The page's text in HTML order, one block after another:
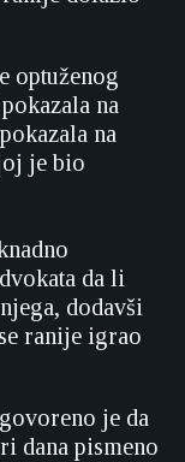
optuženog
na
na
je bio
da li
dodavši
ranije igrao
je da
dana pismeno